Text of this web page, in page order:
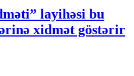
layihəsi bu
xidmət göstərir